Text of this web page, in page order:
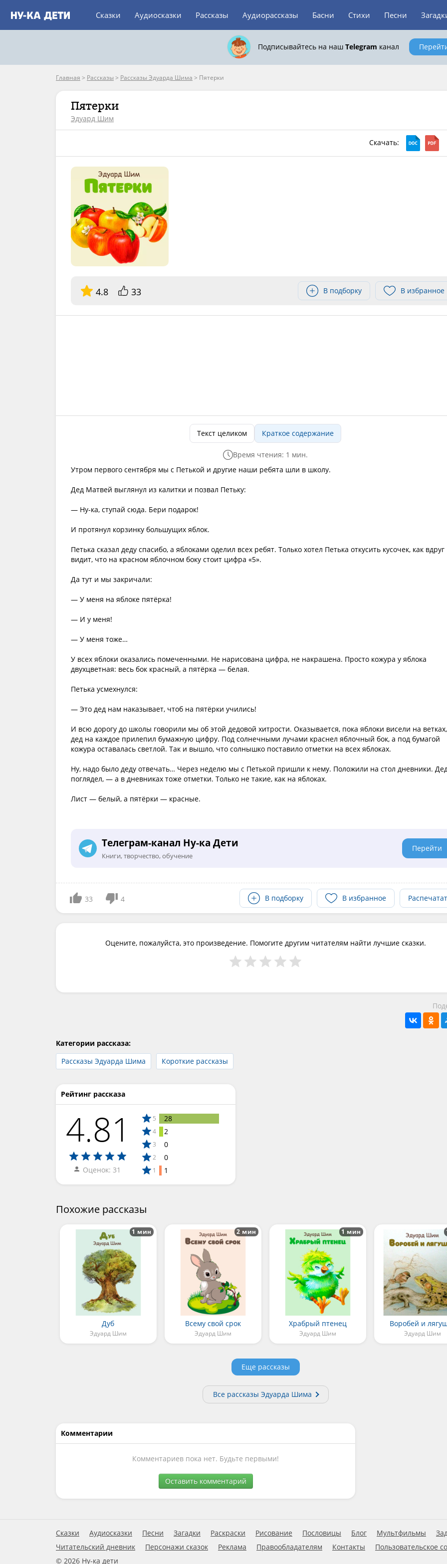
Сказки Аудиосказки Рассказы Аудиорассказы Басни Стихи Песни
Подписывайтесь на наш Telegram канал
Главная > Рассказы > Рассказы Эдуарда Шима > Пятерки
Пятерки
Эдуард Шим
Скачать:
4.8 33 В подборку В избранное
Текст целиком Краткое содержание
Время чтения: 1 мин.
Утром первого сентября мы с Петькой и другие наши ребята шли в школу.
Дед Матвей выглянул из калитки и позвал Петьку:
— Ну-ка, ступай сюда. Бери подарок!
И протянул корзинку большущих яблок.
Петька сказал деду спасибо, а яблоками оделил всех ребят. Только хотел Петька откусить кусочек, как вдруг
видит, что на красном яблочном боку стоит цифра «5».
Да тут и мы закричали:
— У меня на яблоке пятёрка!
— И у меня!
— У меня тоже…
У всех яблоки оказались помеченными. Не нарисована цифра, не накрашена. Просто кожура у яблока
двухцветная: весь бок красный, а пятёрка — белая.
Петька усмехнулся:
— Это дед нам наказывает, чтоб на пятёрки учились!
И всю дорогу до школы говорили мы об этой дедовой хитрости. Оказывается, пока яблоки висели на ветках,
дед на каждое прилепил бумажную цифру. Под солнечными лучами краснел яблочный бок, а под бумагой
кожура оставалась светлой. Так и вышло, что солнышко поставило отметки на всех яблоках.
Ну, надо было деду отвечать… Через неделю мы с Петькой пришли к нему. Положили на стол дневники.
поглядел, — а в дневниках тоже отметки. Только не такие, как на яблоках.
Лист — белый, а пятёрки — красные.
Телеграм-канал Ну-ка Дети
Книги, творчество, обучение
Перейти
33 4 В подборку В избранное
Оцените, пожалуйста, это произведение. Помогите другим читателям найти лучшие сказки.
Категории рассказа:
Рассказы Эдуарда Шима
Короткие рассказы
Рейтинг рассказа
4.81
Оценок: 31
5 28
4 2
3 0
2 0
1 1
Похожие рассказы
Дуб
Эдуард Шим
1 мин
Всему свой срок
Эдуард Шим
2 мин
Храбрый птенец
Эдуард Шим
1 мин
Воробей и
Эдуард Шим
Еще рассказы
Все рассказы Эдуарда Шима
Комментарии
Комментариев пока нет. Будьте первыми!
Оставить комментарий
Сказки Аудиосказки Песни Загадки Раскраски Рисование Пословицы Блог Мультфильмы
Читательский дневник
Персонажи сказок Реклама Правообладателям Контакты
Пользовательское
© 2026 Ну-ка дети